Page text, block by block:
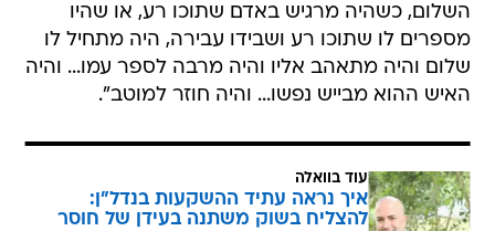
השלום, כשהיה מרגיש באדם שתוכו רע, או שהיו
מספרים לו שתוכו רע ושבידו עבירה, היה מתחיל לו
שלום והיה מתאהב אליו והיה מרבה לספר עמו... והיה
האיש ההוא מבייש נפשו... והיה חוזר למוטב".
עוד בוואלה
איך נראה עתיד ההשקעות בנדל"ן:
להצליח בשוק משתנה בעידן של חוסר